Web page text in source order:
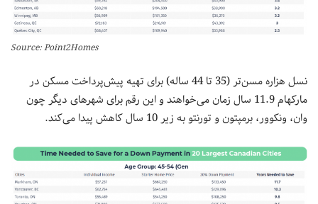
Source: Point2Homes
نسل هزاره مسن‌تر (35 تا 44 ساله) برای تهیه پیش‌پرداخت مسکن در
مارکهام 11.9 سال زمان می‌خواهند و این رقم برای شهرهای دیگر چون
وان، ونکوور، برمپتون و تورنتو به زیر 10 سال کاهش پیدا می‌‎کند.